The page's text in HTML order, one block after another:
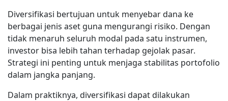
Diversifikasi bertujuan untuk menyebar dana ke
berbagai jenis aset guna mengurangi risiko. Dengan
tidak menaruh seluruh modal pada satu instrumen,
investor bisa lebih tahan terhadap gejolak pasar.
Strategi ini penting untuk menjaga stabilitas portofolio
dalam jangka panjang.
Dalam praktiknya, diversifikasi dapat dilakukan